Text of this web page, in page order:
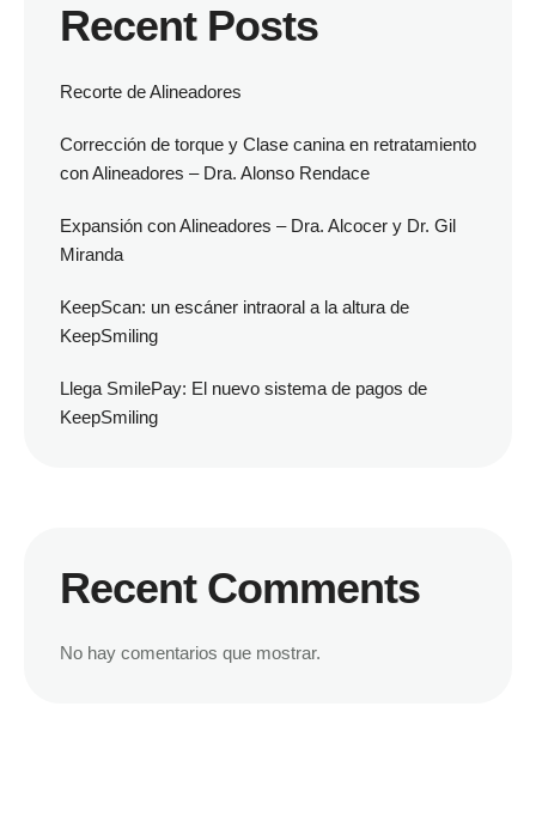
Recent Posts
Recorte de Alineadores
Corrección de torque y Clase canina en retratamiento
con Alineadores – Dra. Alonso Rendace
Expansión con Alineadores – Dra. Alcocer y Dr. Gil
Miranda
KeepScan: un escáner intraoral a la altura de
KeepSmiling
Llega SmilePay: El nuevo sistema de pagos de
KeepSmiling
Recent Comments
No hay comentarios que mostrar.